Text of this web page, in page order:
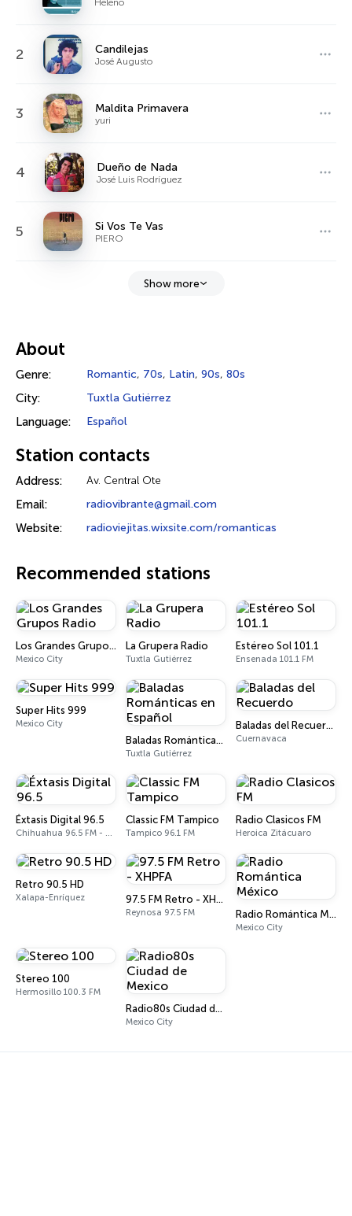
2 Candilejas
José Augusto
3 Maldita Primavera
yuri
4 Dueño de Nada
José Luis Rodríguez
5 Si Vos Te Vas
PIERO
Show more
About
Genre: Romantic, 70s, Latin, 90s, 80s
City: Tuxtla Gutiérrez
Language: Español
Station contacts
Address: Av. Central Ote
Email: radiovibrante@gmail.com
Website: radioviejitas.wixsite.com/romanticas
Recommended stations
Los Grandes Grupos Radio
Mexico City
La Grupera Radio
Tuxtla Gutiérrez
Estéreo Sol 101.1
Ensenada 101.1 FM
Super Hits 999
Mexico City
Baladas Románticas en Español
Tuxtla Gutiérrez
Baladas del Recuerdo
Cuernavaca
Éxtasis Digital 96.5
Chihuahua 96.5 FM - 580 AM
Classic FM Tampico
Tampico 96.1 FM
Radio Clasicos FM
Heroica Zitácuaro
Retro 90.5 HD
Xalapa-Enríquez 97.5 FM Retro - XHPFA
Reynosa 97.5 FM Radio Romántica México
Mexico City
Stereo 100
Hermosillo 100.3 FM
Radio80s Ciudad de Mexico
Mexico City